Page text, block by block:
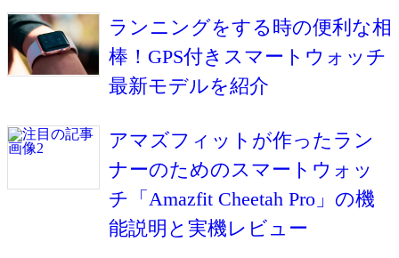
ランニングをする時の便利な相
棒！GPS付きスマートウォッチ
最新モデルを紹介
アマズフィットが作ったラン
ナーのためのスマートウォッ
チ「Amazfit Cheetah Pro」の機
能説明と実機レビュー